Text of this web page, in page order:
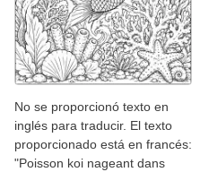
No se proporcionó texto en
inglés para traducir. El texto
proporcionado está en francés:
"Poisson koi nageant dans